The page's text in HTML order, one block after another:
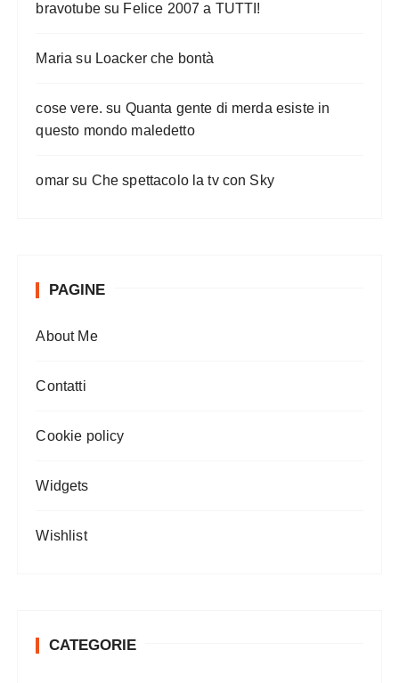
bravotubesu Felice 2007 a TUTTI!
Maria su Loacker che bontà
cose vere. su Quanta gente di merda esiste in
questo mondo maledetto
omar su Che spettacolo la tv con Sky
PAGINE
About Me
Contatti
Cookie policy
Widgets
Wishlist
CATEGORIE